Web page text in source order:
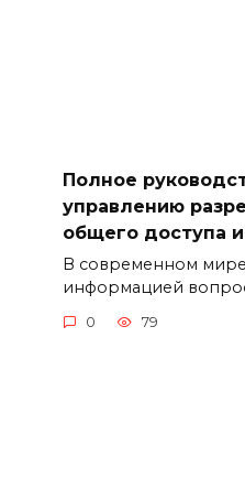
Полное
управлению
общего доступа и
В современном
информацией
0 79